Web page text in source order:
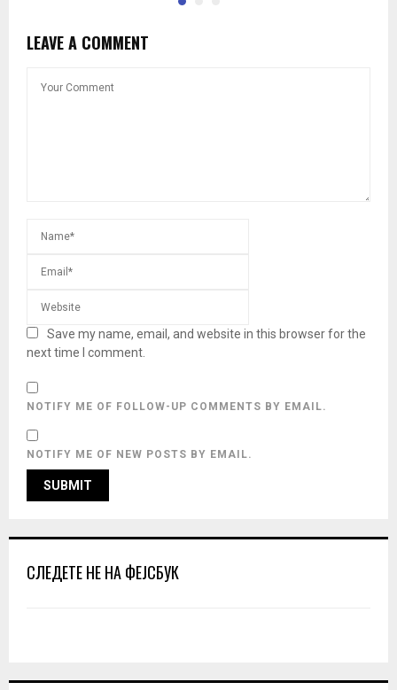
LEAVE A COMMENT
Save my name, email, and website in this browser for the
next time I comment.
NOTIFY ME OF FOLLOW-UP COMMENTS BY EMAIL.
NOTIFY ME OF NEW POSTS BY EMAIL.
СЛЕДЕТЕ НЕ НА ФЕЈСБУК